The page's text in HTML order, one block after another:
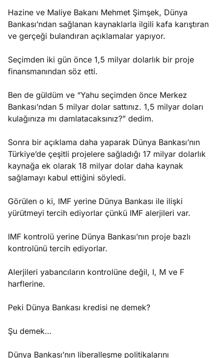
Hazine ve Maliye Bakanı Mehmet Şimşek, Dünya
Bankası’ndan sağlanan kaynaklarla ilgili kafa karıştıran
ve gerçeği bulandıran açıklamalar yapıyor.
Seçimden iki gün önce 1,5 milyar dolarlık bir proje
finansmanından söz etti.
Ben de güldüm ve “Yahu seçimden önce Merkez
Bankası’ndan 5 milyar dolar sattınız. 1,5 milyar doları
kulağınıza mı damlatacaksınız?” dedim.
Sonra bir açıklama daha yaparak Dünya Bankası’nın
Türkiye’de çeşitli projelere sağladığı 17 milyar dolarlık
kaynağa ek olarak 18 milyar dolar daha kaynak
sağlamayı kabul ettiğini söyledi.
Görülen o ki, IMF yerine Dünya Bankası ile ilişki
yürütmeyi tercih ediyorlar çünkü IMF alerjileri var.
IMF kontrolü yerine Dünya Bankası’nın proje bazlı
kontrolünü tercih ediyorlar.
Alerjileri yabancıların kontrolüne değil, I, M ve F
harflerine.
Peki Dünya Bankası kredisi ne demek?
Şu demek…
Dünya Bankası’nın liberalleşme politikalarını